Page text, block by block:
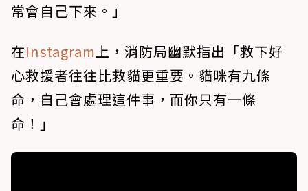
常會自己下來。」
在Instagram上，消防局幽默指出「救下好
心救援者往往比救貓更重要。貓咪有九條
命，自己會處理這件事，而你只有一條
命！」